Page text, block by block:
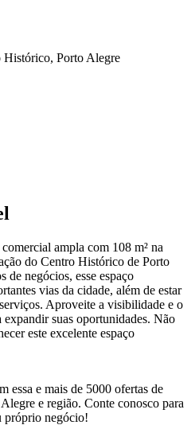
Porto Alegre
ampla com 108 m² na
do Centro Histórico de Porto
de negócios, esse espaço
vias da cidade, além de estar
Aproveite a visibilidade e o
expandir suas oportunidades. Não
este excelente espaço
essa e mais de 5000 ofertas de
e região. Conte conosco para
próprio negócio!